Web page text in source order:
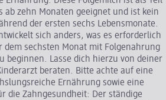
ab zehn Monaten geeignet und ist kein
der ersten sechs Lebensmonate.
sich anders, was es erforderlich
dem sechsten Monat mit Folgenahrung
beginnen. Lasse dich hierzu von deiner
beraten. Bitte achte auf eine
Ernährung sowie eine
die Zahngesundheit: Der ständige